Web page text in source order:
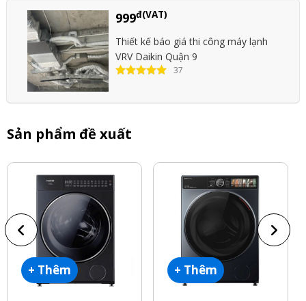
999đ(VAT)
Thiết kế báo giá thi công máy lạnh
VRV Daikin Quận 9
37
Sản phẩm đề xuất
+ Thêm + Thêm